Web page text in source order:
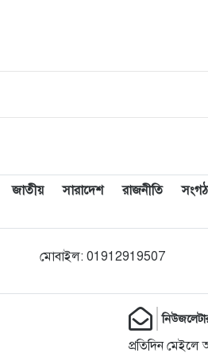
জাতীয় সারাদেশ রাজনীতি
মোবাইল: 01912919507
প্রতিদিন